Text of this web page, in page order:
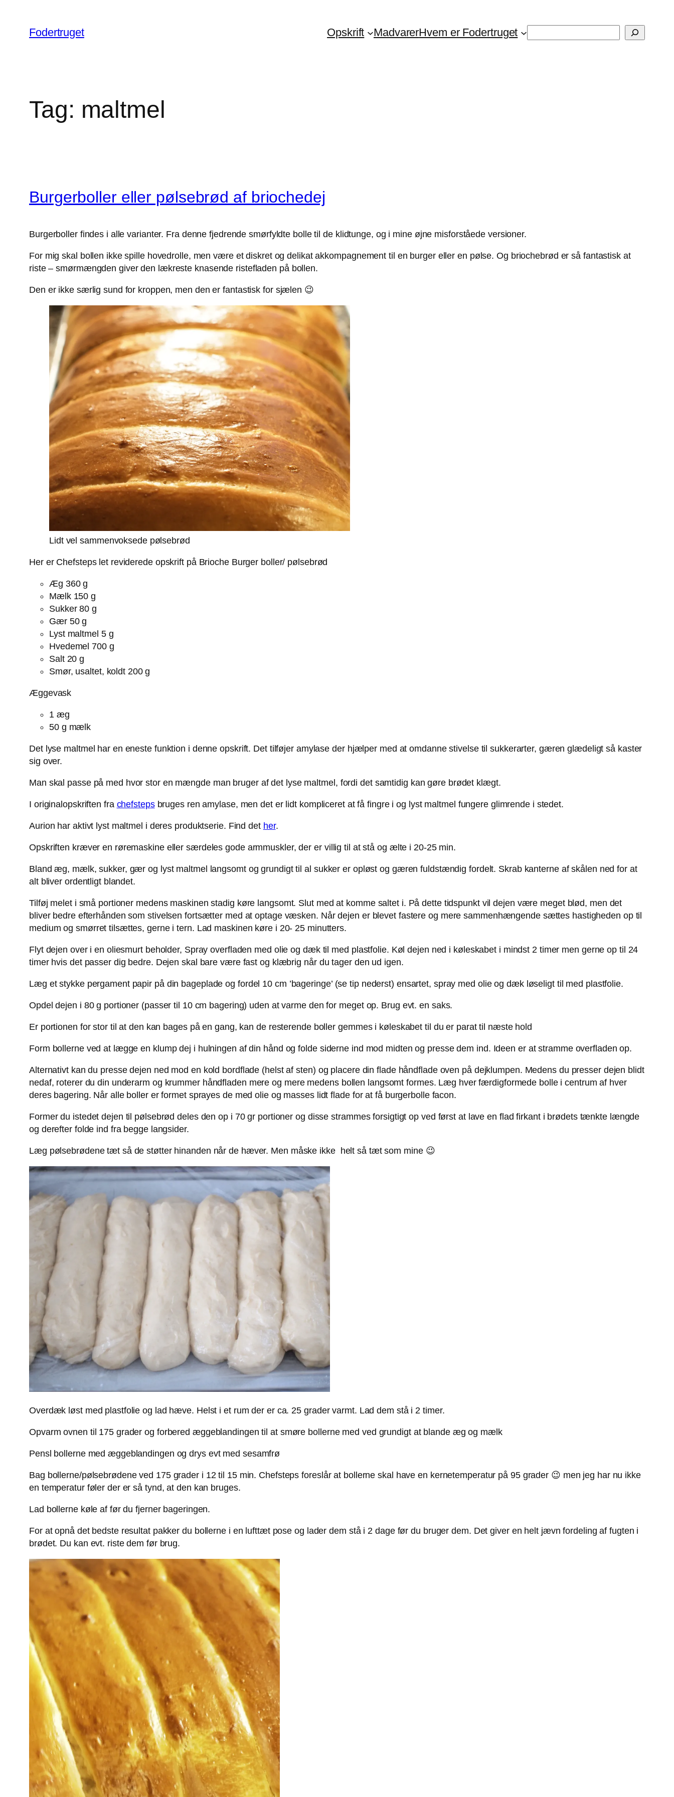
indhold
Fodertruget Opskrift MadvarerHvem er Fodertruget
Tag: maltmel
Burgerboller eller pølsebrød af briochedej
Burgerboller findes i alle varianter. Fra denne fjedrende smørfyldte bolle til de klidtunge, og i mine øjne misforståede versioner.
For mig skal bollen ikke spille hovedrolle, men være et diskret og delikat akkompagnement til en burger eller en pølse. Og briochebrød er så fantastisk at
riste – smørmængden giver den lækreste knasende ristefladen på bollen.
Den er ikke særlig sund for kroppen, men den er fantastisk for sjælen 😉
Lidt vel sammenvoksede pølsebrød
Her er Chefsteps let reviderede opskrift på Brioche Burger boller/ pølsebrød
Æg 360 g
Mælk 150 g
Sukker 80 g
Gær 50 g
Lyst maltmel 5 g
Hvedemel 700 g
Salt 20 g
Smør, usaltet, koldt 200 g
Æggevask
1 æg
50 g mælk
Det lyse maltmel har en eneste funktion i denne opskrift. Det tilføjer amylase der hjælper med at omdanne stivelse til sukkerarter, gæren glædeligt så kaster
sig over.
Man skal passe på med hvor stor en mængde man bruger af det lyse maltmel, fordi det samtidig kan gøre brødet klægt.
I originalopskriften fra chefstepsbruges ren amylase, men det er lidt kompliceret at få fingre i og lyst maltmel fungere glimrende i stedet.
Aurion har aktivt lyst maltmel i deres produktserie. Find det her.
Opskriften kræver en røremaskine eller særdeles gode armmuskler, der er villig til at stå og ælte i 20-25 min.
Bland æg, mælk, sukker, gær og lyst maltmel langsomt og grundigt til al sukker er opløst og gæren fuldstændig fordelt. Skrab kanterne af skålen ned for at
alt bliver ordentligt blandet.
Tilføj melet i små portioner medens maskinen stadig køre langsomt. Slut med at komme saltet i. På dette tidspunkt vil dejen være meget blød, men det
bliver bedre efterhånden som stivelsen fortsætter med at optage væsken. Når dejen er blevet fastere og mere sammenhængende sættes hastigheden op til
medium og smørret tilsættes, gerne i tern. Lad maskinen køre i 20- 25 minutters.
Flyt dejen over i en oliesmurt beholder, Spray overfladen med olie og dæk til med plastfolie. Køl dejen ned i køleskabet i mindst 2 timer men gerne op til 24
timer hvis det passer dig bedre. Dejen skal bare være fast og klæbrig når du tager den ud igen.
Læg et stykke pergament papir på din bageplade og fordel 10 cm ’bageringe’ (se tip nederst) ensartet, spray med olie og dæk løseligt til med plastfolie.
Opdel dejen i 80 g portioner (passer til 10 cm bagering) uden at varme den for meget op. Brug evt. en saks.
Er portionen for stor til at den kan bages på en gang, kan de resterende boller gemmes i køleskabet til du er parat til næste hold
Form bollerne ved at lægge en klump dej i hulningen af din hånd og folde siderne ind mod midten og presse dem ind. Ideen er at stramme overfladen op.
Alternativt kan du presse dejen ned mod en kold bordflade (helst af sten) og placere din flade håndflade oven på dejklumpen. Medens du presser dejen blidt
nedaf, roterer du din underarm og krummer håndfladen mere og mere medens bollen langsomt formes. Læg hver færdigformede bolle i centrum af hver
deres bagering. Når alle boller er formet sprayes de med olie og masses lidt flade for at få burgerbolle facon.
Former du istedet dejen til pølsebrød deles den op i 70 gr portioner og disse strammes forsigtigt op ved først at lave en flad firkant i brødets tænkte længde
og derefter folde ind fra begge langsider.
Læg pølsebrødene tæt så de støtter hinanden når de hæver. Men måske ikke helt så tæt som mine 😉
Overdæk løst med plastfolie og lad hæve. Helst i et rum der er ca. 25 grader varmt. Lad dem stå i 2 timer.
Opvarm ovnen til 175 grader og forbered æggeblandingen til at smøre bollerne med ved grundigt at blande æg og mælk
Pensl bollerne med æggeblandingen og drys evt med sesamfrø
Bag bollerne/pølsebrødene ved 175 grader i 12 til 15 min. Chefsteps foreslår at bollerne skal have en kernetemperatur på 95 grader 😉 men jeg har nu ikke
en temperatur føler der er så tynd, at den kan bruges.
Lad bollerne køle af før du fjerner bageringen.
For at opnå det bedste resultat pakker du bollerne i en lufttæt pose og lader dem stå i 2 dage før du bruger dem. Det giver en helt jævn fordeling af fugten i
brødet. Du kan evt. riste dem før brug.